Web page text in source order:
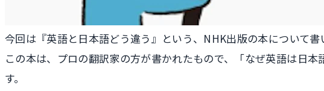
今回は『英語と日本語どう違う』という、NHK出版の本について書
この本は、プロの翻訳家の方が書かれたもので、「なぜ英語は日
す。